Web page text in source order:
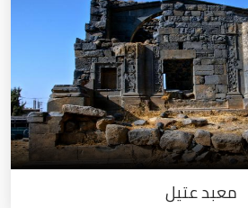
معبد عتيل